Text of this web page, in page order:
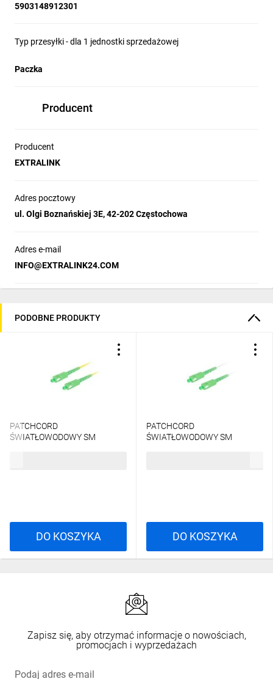
5903148912301
Typ przesyłki - dla 1 jednostki sprzedażowej
Paczka
Producent
Producent
EXTRALINK
Adres pocztowy
ul. Olgi Boznańskiej 3E, 42-202 Częstochowa
Adres e-mail
INFO@EXTRALINK24.COM
PODOBNE PRODUKTY
PATCHCORD
ŚWIATŁOWODOWY SM
DO KOSZYKA
PATCHCORD
ŚWIATŁOWODOWY SM
DO KOSZYKA
Zapisz się, aby otrzymać informacje o nowościach,
promocjach i wyprzedażach
Podaj adres e-mail